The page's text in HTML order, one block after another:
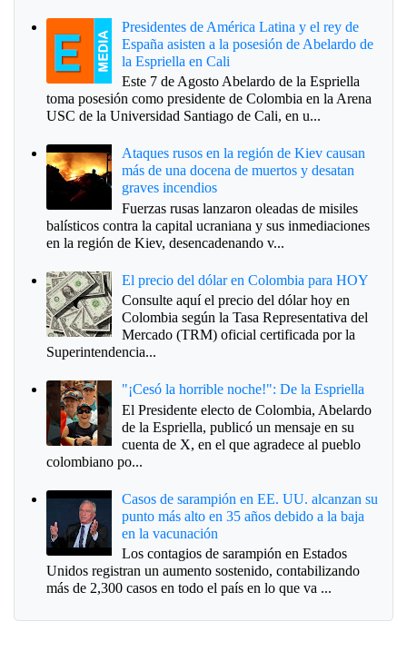
Presidentes de América Latina y el rey de
España asisten a la posesión de Abelardo de
la Espriella en Cali
Este 7 de Agosto Abelardo de la Espriella
toma posesión como presidente de Colombia en la Arena
USC de la Universidad Santiago de Cali, en u...
Ataques rusos en la región de Kiev causan
más de una docena de muertos y desatan
graves incendios
Fuerzas rusas lanzaron oleadas de misiles
balísticos contra la capital ucraniana y sus inmediaciones
en la región de Kiev, desencadenando v...
El precio del dólar en Colombia para HOY
Consulte aquí el precio del dólar hoy en
Colombia según la Tasa Representativa del
Mercado (TRM) oficial certificada por la
Superintendencia...
"¡Cesó la horrible noche!": De la Espriella
El Presidente electo de Colombia, Abelardo
de la Espriella, publicó un mensaje en su
cuenta de X, en el que agradece al pueblo
colombiano po...
Casos de sarampión en EE. UU. alcanzan su
punto más alto en 35 años debido a la baja
en la vacunación
Los contagios de sarampión en Estados
Unidos registran un aumento sostenido, contabilizando
más de 2,300 casos en todo el país en lo que va ...